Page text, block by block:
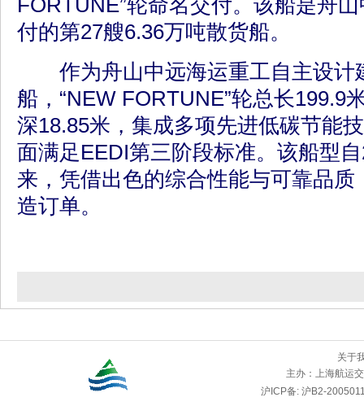
FORTUNE”轮命名交付。该船是舟
付的第27艘6.36万吨散货船。
作为舟山中远海运重工自主设计
船，“NEW FORTUNE”轮总长199.9
深18.85米，集成多项先进低碳节能
面满足EEDI第三阶段标准。该船型
来，凭借出色的综合性能与可靠品质
造订单。
关于
主办： 上海航运
沪ICP备: 沪B2-